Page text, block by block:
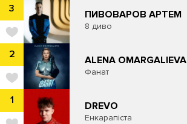
3 ПИВОВАРОВ АРТЕМ
8 диво
2 ALENA OMARGALIEVA
Фанат
1 DREVO
Енкарапіста